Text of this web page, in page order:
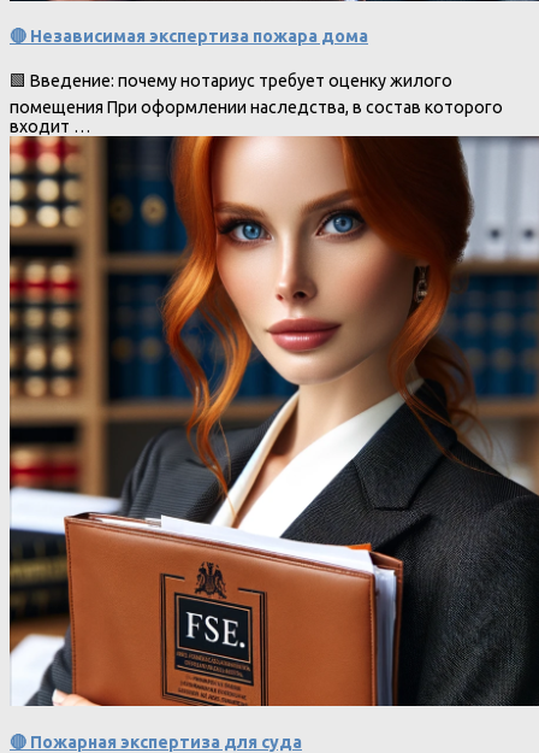
🔴 Независимая экспертиза пожара дома
🟩 Введение: почему нотариус требует оценку жилого
помещения При оформлении наследства, в состав которого
входит …
🔴 Пожарная экспертиза для суда